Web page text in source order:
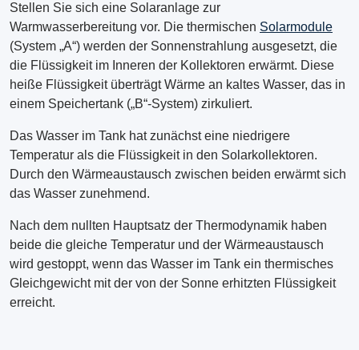
Stellen Sie sich eine Solaranlage zur
Warmwasserbereitung vor. Die thermischen Solarmodule
(System „A“) werden der Sonnenstrahlung ausgesetzt, die
die Flüssigkeit im Inneren der Kollektoren erwärmt. Diese
heiße Flüssigkeit überträgt Wärme an kaltes Wasser, das in
einem Speichertank („B“-System) zirkuliert.
Das Wasser im Tank hat zunächst eine niedrigere
Temperatur als die Flüssigkeit in den Solarkollektoren.
Durch den Wärmeaustausch zwischen beiden erwärmt sich
das Wasser zunehmend.
Nach dem nullten Hauptsatz der Thermodynamik haben
beide die gleiche Temperatur und der Wärmeaustausch
wird gestoppt, wenn das Wasser im Tank ein thermisches
Gleichgewicht mit der von der Sonne erhitzten Flüssigkeit
erreicht.